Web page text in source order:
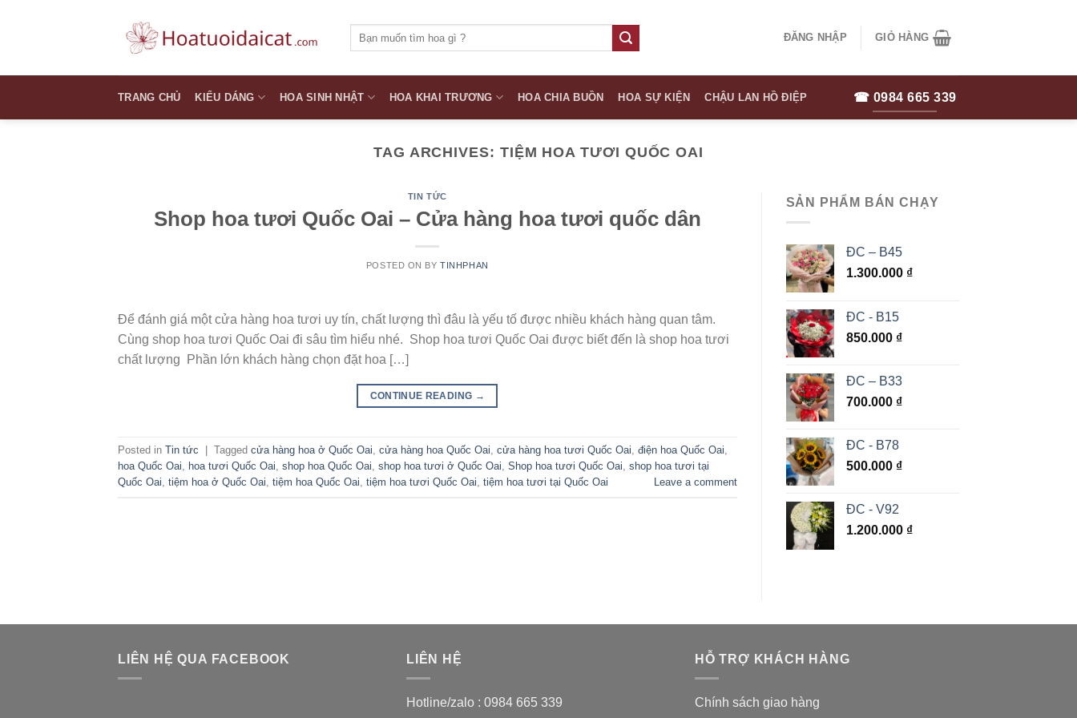
kiếm:
ĐĂNG NHẬP GIỎ HÀNG
TRANG CHỦ KIỂU DÁNG HOA SINH NHẬT HOA KHAI TRƯƠNG HOA CHIA BUỒN HOA SỰ KIỆN CHẬU LAN HỒ ĐIỆP ☎ 0984 665 339
TAG ARCHIVES: TIỆM HOA TƯƠI QUỐC OAI
TIN TỨC
Shop hoa tươi Quốc Oai – Cửa hàng hoa tươi quốc dân
POSTED ON BYTINHPHAN
Để đánh giá một cửa hàng hoa tươi uy tín, chất lượng thì đâu là yếu tố được nhiều khách hàng quan tâm.
Cùng shop hoa tươi Quốc Oai đi sâu tìm hiểu nhé. Shop hoa tươi Quốc Oai được biết đến là shop hoa tươi
chất lượng Phần lớn khách hàng chọn đặt hoa […]
CONTINUE READING →
Posted in Tin tức Tagged cửa hàng hoa ở Quốc Oai, cửa hàng hoa Quốc Oai, cửa hàng hoa tươi Quốc Oai, điện hoa Quốc Oai,
hoa Quốc Oai, hoa tươi Quốc Oai, shop hoa Quốc Oai, shop hoa tươi ở Quốc Oai, Shop hoa tươi Quốc Oai, shop hoa tươi tại
Quốc Oai, tiệm hoa ở Quốc Oai, tiệm hoa Quốc Oai, tiệm hoa tươi Quốc Oai, tiệm hoa tươi tại Quốc Oai Leave a comment
SẢN PHẨM BÁN CHẠY
ĐC – B45
1.300.000 ₫
ĐC - B15
850.000 ₫
ĐC – B33
700.000 ₫
ĐC - B78
500.000 ₫
ĐC - V92
1.200.000 ₫
LIÊN HỆ QUA FACEBOOK LIÊN HỆ
Hotline/zalo : 0984 665 339
HỖ TRỢ KHÁCH HÀNG
Chính sách giao hàng